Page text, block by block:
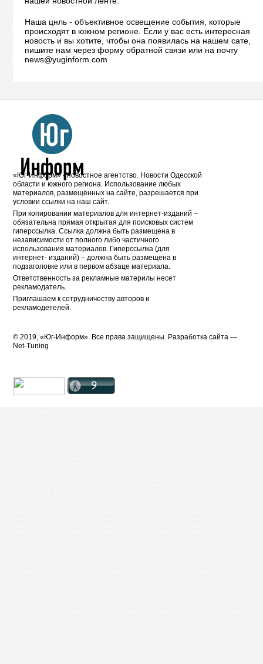
Наша цнль - объективное освещение события, которые
происходят в южном регионе. Если у вас есть интересная
новость и вы хотите, чтобы она появилась на нашем сате,
пишите нам через форму обратной связи или на почту
news@yuginform.com
«Юг-Информ» - новостное агентство. Новости Одесской
области и южного региона. Использование любых
материалов, размещённых на сайте, разрешается при
условии ссылки на наш сайт.
При копировании материалов для интернет-изданий –
обязательна прямая открытая для поисковых систем
гиперссылка. Ссылка должна быть размещена в
независимости от полного либо частичного
использования материалов. Гиперссылка (для
интернет- изданий) – должна быть размещена в
подзаголовке или в первом абзаце материала.
Ответственность за рекламные материлы несет
рекламодатель.
Приглашаем к сотрудничеству авторов и
рекламодетелей.
© 2019, «Юг-Информ». Все права защищены. Разработка cайта —
Net-Tuning